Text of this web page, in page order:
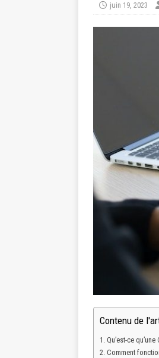
juin 19, 2023
Contenu de
Qu’est-ce
Comment